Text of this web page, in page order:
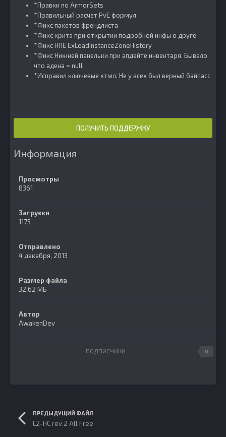
*Правки по ArmorSets
*Правильный расчет PvE формул
*Фикс пакетов френдлиста
*Фикс крита при открытии подробной инфы о друге
*Фикс НПЕ ExLoadInstanceZoneHistory
*Фикс Нижней панельки при апдейте инвентаря. Бывало
что адена = null
*Исправил ключевые хтмл. Не у всех был верный байпасс
ПОЛУЧИТЬ ПОДДЕРЖКУ
Информация
Просмотры
8361
Загрузки
1175
Отправлено
4 декабря, 2013
Размер файла
32.62 МБ
Автор
AwakenDev
ПОДПИСЧИКИ 0
ПРЕДЫДУЩИЙ ФАЙЛ
L2-HC rev.2 All Free